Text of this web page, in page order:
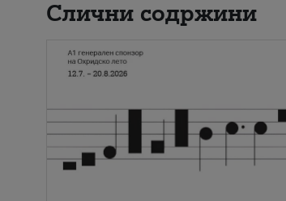
Слични содржини